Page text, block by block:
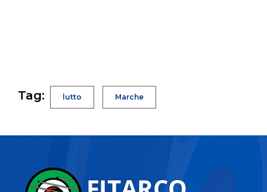
Tag: lutto Marche